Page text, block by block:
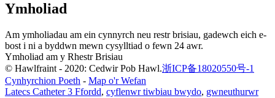
Ymholiad
Am ymholiadau am ein cynnyrch neu restr brisiau, gadewch eich e-
bost i ni a byddwn mewn cysylltiad o fewn 24 awr.
Ymholiad am y Rhestr Brisiau
© Hawlfraint - 2020: Cedwir Pob Hawl.浙ICP备18020550号-1
Cynhyrchion Poeth - Map o'r Wefan
Latecs Catheter 3 Ffordd, cyflenwr tiwbiau bwydo, gwneuthurwr